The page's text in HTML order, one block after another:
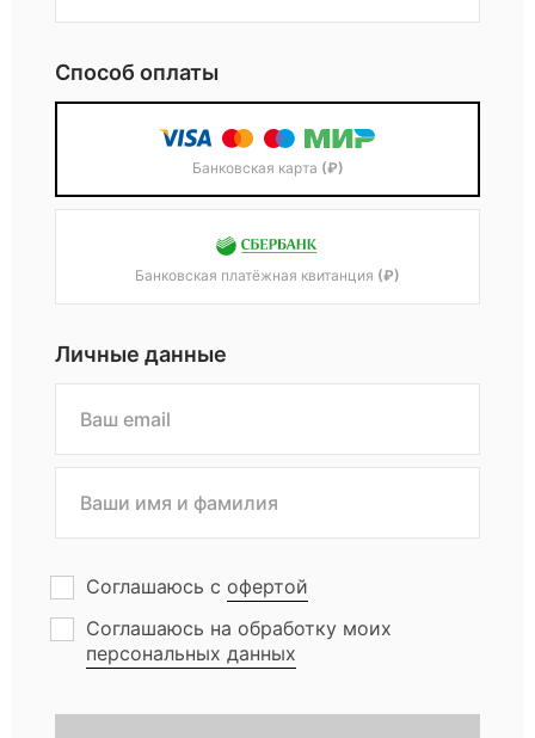
к
у
т
е
я
Способ оплаты
Банковская карта (₽)
Банковская платёжная квитанция (₽)
Личные данные
Соглашаюсь с офертой
Соглашаюсь на обработку моих
персональных данных